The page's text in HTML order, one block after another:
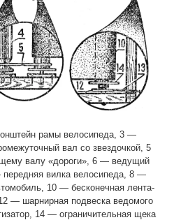
рамы велосипеда, 3 —
вал со звездочкой, 5
валу «дороги», 6 — ведущий
вилка велосипеда, 8 —
10 — бесконечная лента-
— шарнирная подвеска ведомого
14 — ограничительная щека